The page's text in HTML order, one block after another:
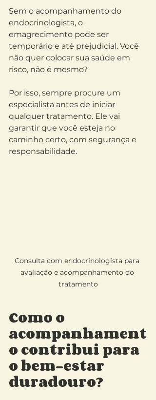
Sem o acompanhamento do
endocrinologista, o
emagrecimento pode ser
temporário e até prejudicial. Você
não quer colocar sua saúde em
risco, não é mesmo?
Por isso, sempre procure um
especialista antes de iniciar
qualquer tratamento. Ele vai
garantir que você esteja no
caminho certo, com segurança e
responsabilidade.
Consulta com endocrinologista para
avaliação e acompanhamento do
tratamento
Como o
acompanhament
o contribui para
o bem-estar
duradouro?